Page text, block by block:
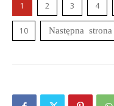
1 2 3 4
10